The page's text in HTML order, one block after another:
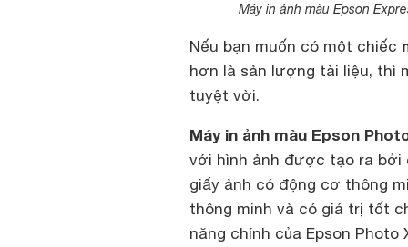
Máy in ảnh màu Epson
Nếu bạn muốn có một chiếc
hơn là sản lượng tài liệu, thì
tuyệt vời.
Máy in ảnh màu Epson
với hình ảnh được tạo ra bởi
giấy ảnh có động cơ thông
thông minh và có giá trị tốt
năng chính của Epson